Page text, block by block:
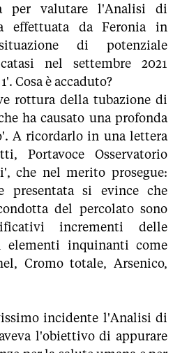
per valutare l'Analisi di
effettuata da Feronia in
di potenziale
nel settembre 2021
Cosa è accaduto?
rottura della tubazione di
ha causato una profonda
A ricordarlo in una lettera
Portavoce Osservatorio
che nel merito prosegue:
presentata si evince che
del percolato sono
incrementi delle
elementi inquinanti come
Cromo totale, Arsenico,
incidente l'Analisi di
l'obiettivo di appurare